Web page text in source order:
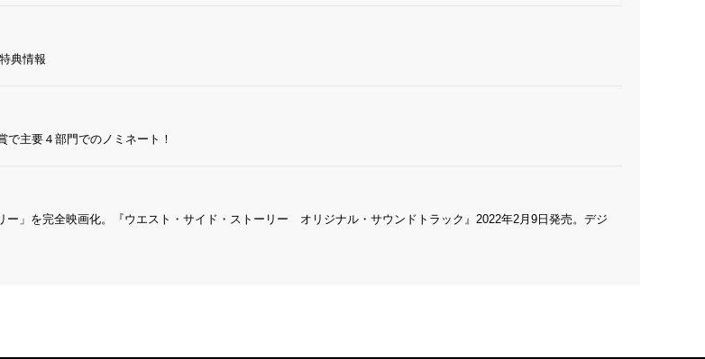
典情報
で主要４部門でのノミネート！
」を完全映画化。『ウエスト・サイド・ストーリー オリジナル・サウンドトラック』2022年2月9日発売。デジ